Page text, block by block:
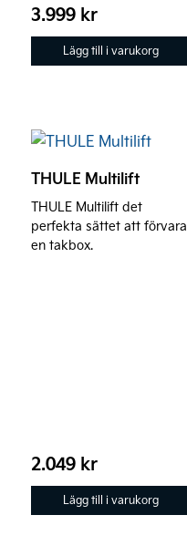
3.999 kr
Lägg till i varukorg
THULE Multilift
THULE Multilift det
perfekta sättet att förvara
en takbox.
2.049 kr
Lägg till i varukorg